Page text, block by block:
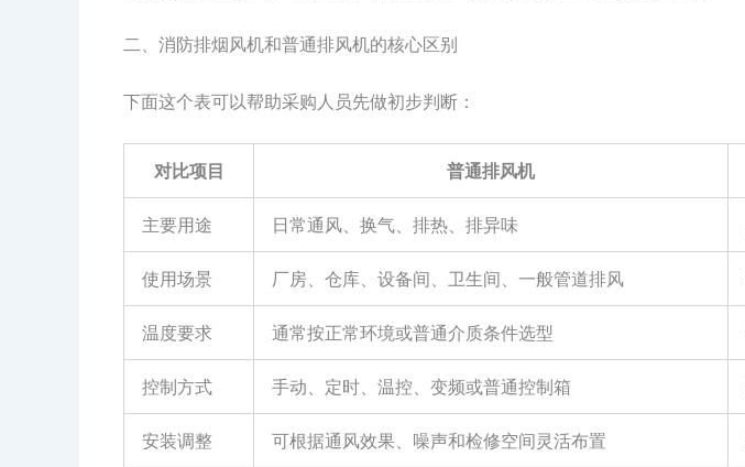
二、消防排烟风机和普通排风机的核心区别
下面这个表可以帮助采购人员先做初步判断：
对比项目 普通排风机
主要用途 日常通风、换气、排热、排异味
使用场景 厂房、仓库、设备间、卫生间、一般管道排风
温度要求 通常按正常环境或普通介质条件选型
控制方式 手动、定时、温控、变频或普通控制箱
安装调整 可根据通风效果、噪声和检修空间灵活布置